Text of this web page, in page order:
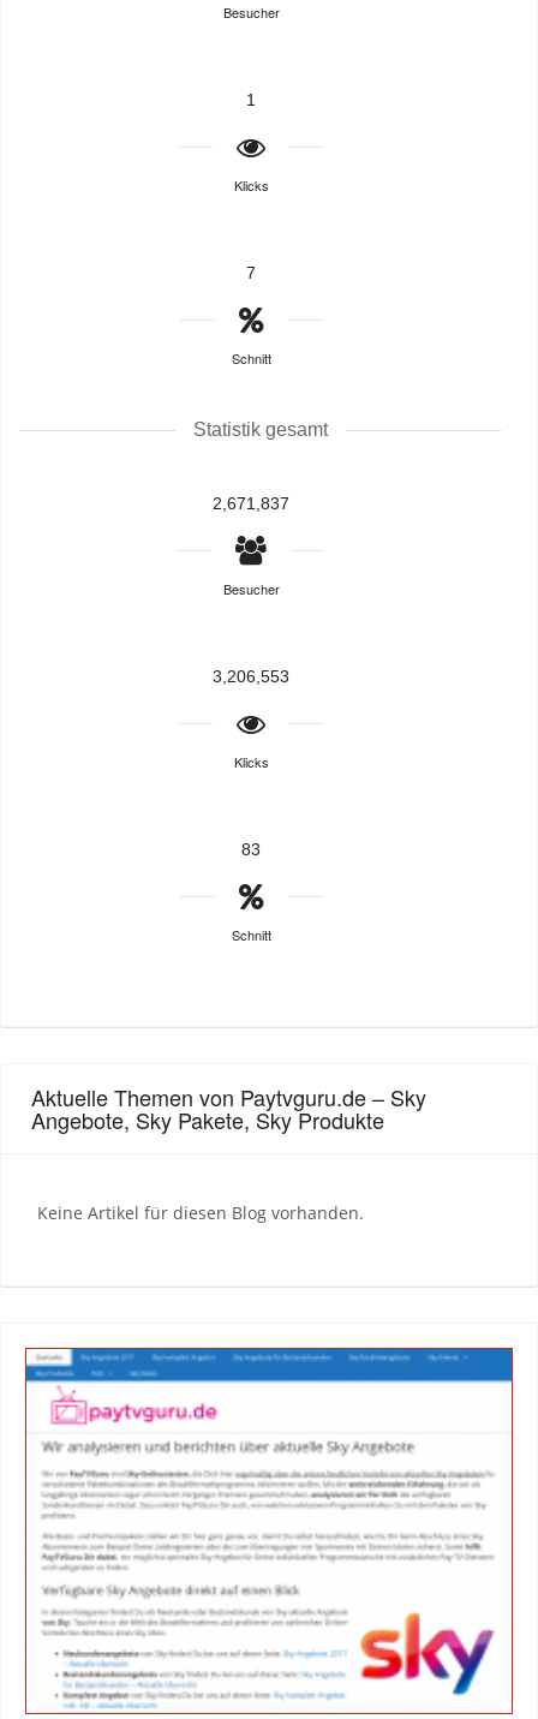
Besucher
1
Klicks
7
Schnitt
Statistik gesamt
2,671,837
Besucher
3,206,553
Klicks
83
Schnitt
Aktuelle Themen von Paytvguru.de – Sky
Angebote, Sky Pakete, Sky Produkte
Keine Artikel für diesen Blog vorhanden.